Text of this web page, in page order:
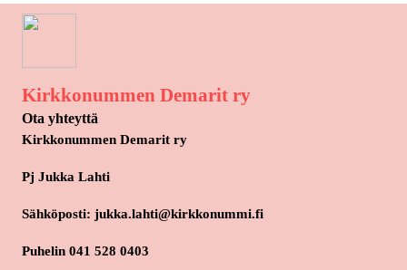
Kirkkonummen Demarit ry
Ota yhteyttä
Kirkkonummen Demarit ry
Pj Jukka Lahti
Sähköposti: jukka.lahti@kirkkonummi.fi
Puhelin 041 528 0403